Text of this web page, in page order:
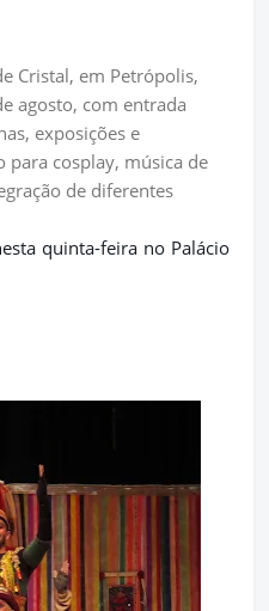
Cristal, em Petrópolis,
agosto, com entrada
exposições e
para cosplay, música de
de diferentes
quinta-feira no Palácio